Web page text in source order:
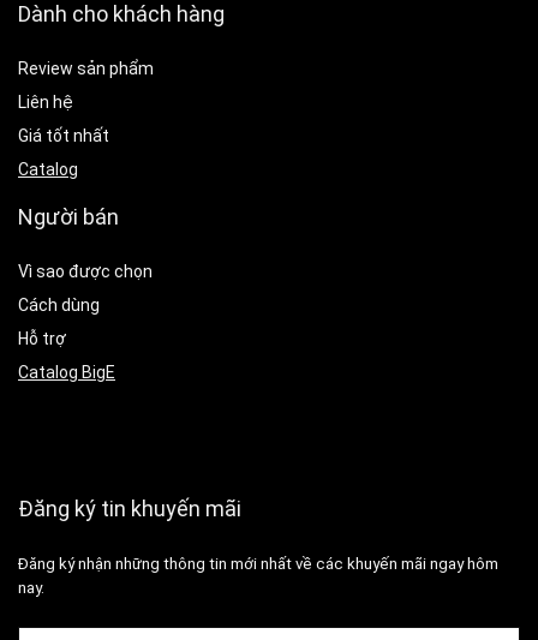
Dành cho khách hàng
Review sản phẩm
Liên hệ
Giá tốt nhất
Catalog
Người bán
Vì sao được chọn
Cách dùng
Hỗ trợ
Catalog BigE
Đăng ký tin khuyến mãi
Đăng ký nhận những thông tin mới nhất về các khuyến mãi ngay hôm
nay.